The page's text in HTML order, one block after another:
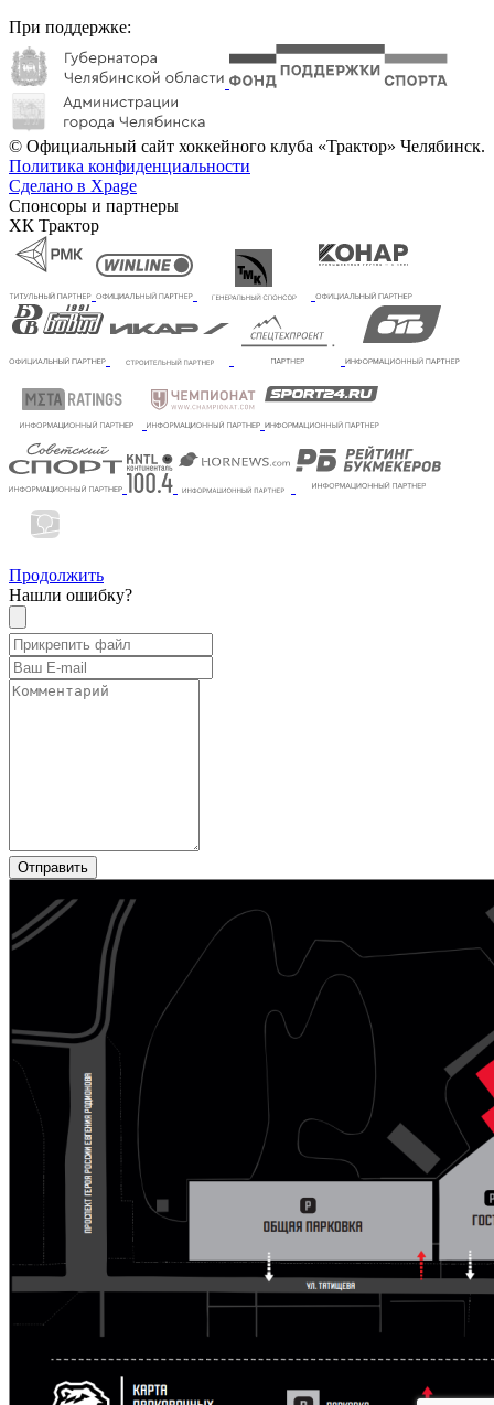
При поддержке:
© Официальный сайт хоккейного клуба «Трактор» Челябинск.
Политика конфиденциальности
Сделано в Xpage
Спонсоры и партнеры
ХК Трактор
Продолжить
Нашли ошибку?